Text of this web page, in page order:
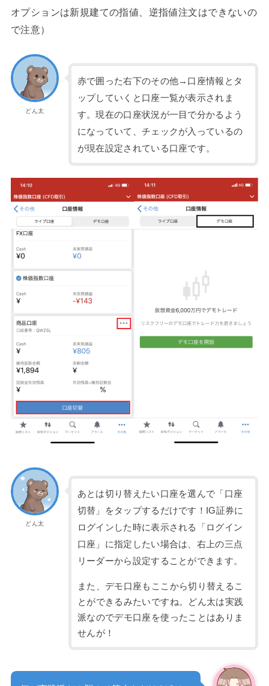
オプションは新規建ての指値、逆指値注文はできないの
で注意）
どん太
赤で囲った右下のその他→口座情報とタ
ップしていくと口座一覧が表示されま
す。現在の口座状況が一目で分かるよう
になっていて、チェックが入っているの
が現在設定されている口座です。
どん太
あとは切り替えたい口座を選んで「口座
切替」をタップするだけです！IG証券に
ログインした時に表示される「ログイン
口座」に指定したい場合は、右上の三点
リーダーから設定することができます。
また、デモ口座もここから切り替えるこ
とができるみたいですね。どん太は実践
派なのでデモ口座を使ったことはありま
せんが！